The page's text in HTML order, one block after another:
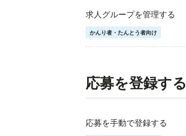
求人グループを管理する
かんり者・たんとう者向け
応募を登録する
応募を手動で登録する